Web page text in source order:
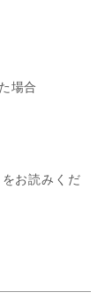
場合
をお読みくだ